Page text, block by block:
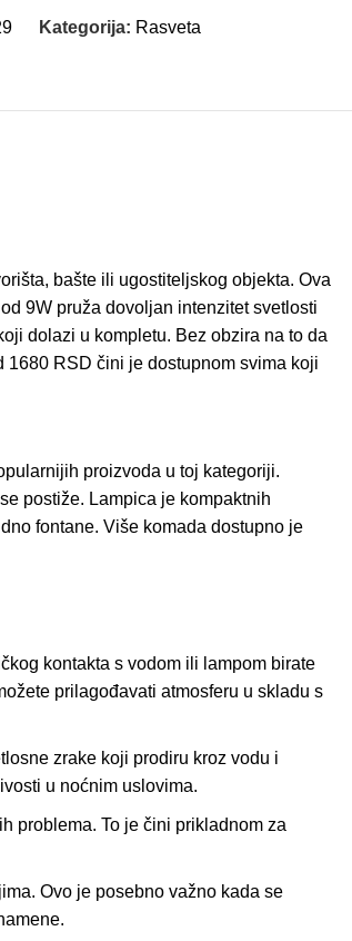
Kategorija: Rasveta
bašte ili ugostiteljskog objekta. Ova
9W pruža dovoljan intenzitet svetlosti
dolazi u kompletu. Bez obzira na to da
1680 RSD čini je dostupnom svima koji
proizvoda u toj kategoriji.
postiže. Lampica je kompaktnih
fontane. Više komada dostupno je
kontakta s vodom ili lampom birate
prilagođavati atmosferu u skladu s
zrake koji prodiru kroz vodu i
u noćnim uslovima.
problema. To je čini prikladnom za
Ovo je posebno važno kada se